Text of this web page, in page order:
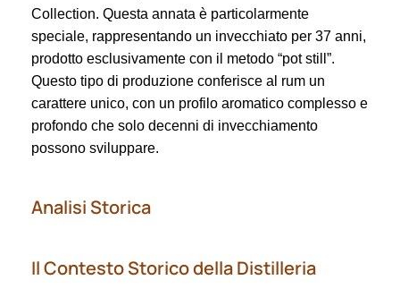
Collection. Questa annata è particolarmente
speciale, rappresentando un invecchiato per 37 anni,
prodotto esclusivamente con il metodo “pot still”.
Questo tipo di produzione conferisce al rum un
carattere unico, con un profilo aromatico complesso e
profondo che solo decenni di invecchiamento
possono sviluppare.
Analisi Storica
Il Contesto Storico della Distilleria